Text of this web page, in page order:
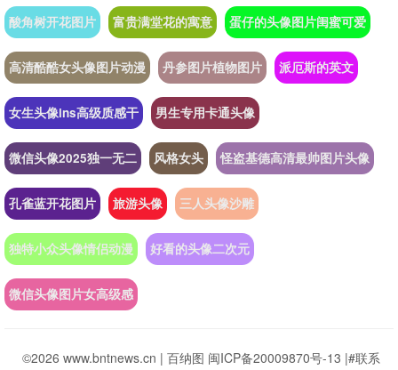
酸角树开花图片 富贵满堂花的寓意 蛋仔的头像图片闺蜜可爱
高清酷酷女头像图片动漫 丹参图片植物图片 派厄斯的英文
女生头像ins高级质感干 男生专用卡通头像
微信头像2025独一无二 风格女头 怪盗基德高清最帅图片头像
孔雀蓝开花图片 旅游头像 三人头像沙雕
独特小众头像情侣动漫 好看的头像二次元
微信头像图片女高级感
©2026 www.bntnews.cn | 百纳图 闽ICP备20009870号-13 |#联系